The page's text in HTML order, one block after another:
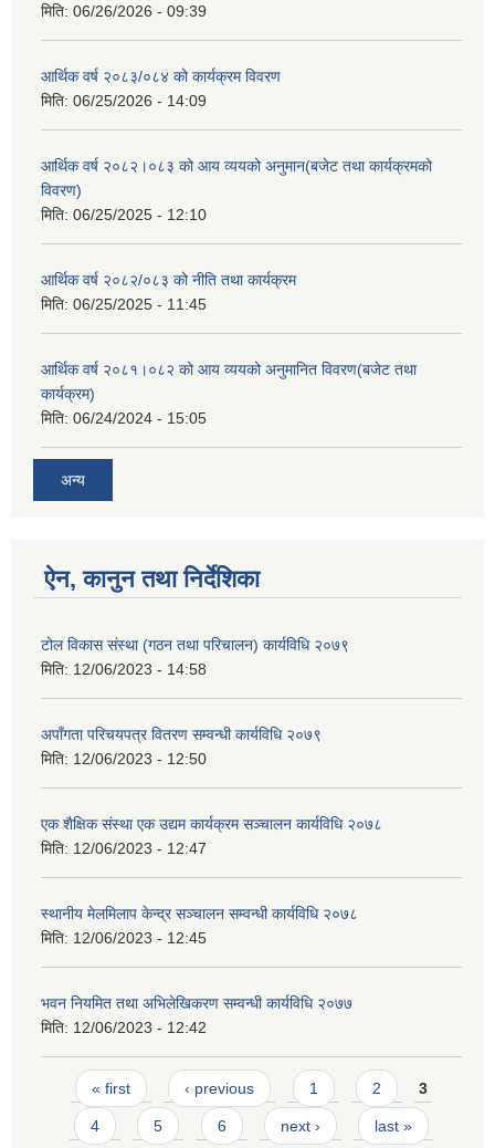
मिति: 06/26/2026 - 09:39
आर्थिक वर्ष २०८३/०८४ को कार्यक्रम विवरण
मिति: 06/25/2026 - 14:09
आर्थिक वर्ष २०८२।०८३ को आय व्ययको अनुमान(बजेट तथा कार्यक्रमको
विवरण)
मिति: 06/25/2025 - 12:10
आर्थिक वर्ष २०८२/०८३ को नीति तथा कार्यक्रम
मिति: 06/25/2025 - 11:45
आर्थिक वर्ष २०८१।०८२ को आय व्ययको अनुमानित विवरण(बजेट तथा
कार्यक्रम)
मिति: 06/24/2024 - 15:05
अन्य
ऐन, कानुन तथा निर्देशिका
टोल विकास संस्था (गठन तथा परिचालन) कार्यविधि २०७९
मिति: 12/06/2023 - 14:58
अपाँगता परिचयपत्र वितरण सम्वन्धी कार्यविधि २०७९
मिति: 12/06/2023 - 12:50
एक शैक्षिक संस्था एक उद्यम कार्यक्रम सञ्चालन कार्यविधि २०७८
मिति: 12/06/2023 - 12:47
स्थानीय मेलमिलाप केन्द्र सञ्चालन सम्वन्धी कार्यविधि २०७८
मिति: 12/06/2023 - 12:45
भवन नियमित तथा अभिलेखिकरण सम्वन्धी कार्यविधि २०७७
मिति: 12/06/2023 - 12:42
Pages
« first ‹ previous 1 2 3
4 5 6 next › last »